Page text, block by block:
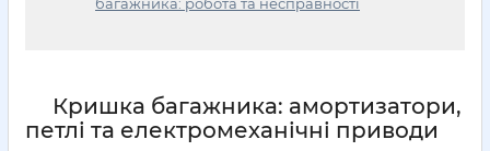
Кришка багажника: амортизатори,
петлі та електромеханічні приводи